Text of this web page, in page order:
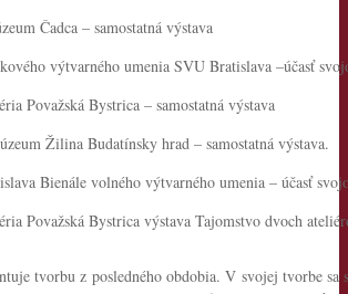
Čadca – samostatná výstava
výtvarného umenia SVU Bratislava –účasť
Považská Bystrica – samostatná výstava
Žilina Budatínsky hrad – samostatná výstava.
Bienále volného výtvarného umenia – účasť
Považská Bystrica výstava Tajomstvo dvoch
tvorbu z posledného obdobia. V svojej tvorbe